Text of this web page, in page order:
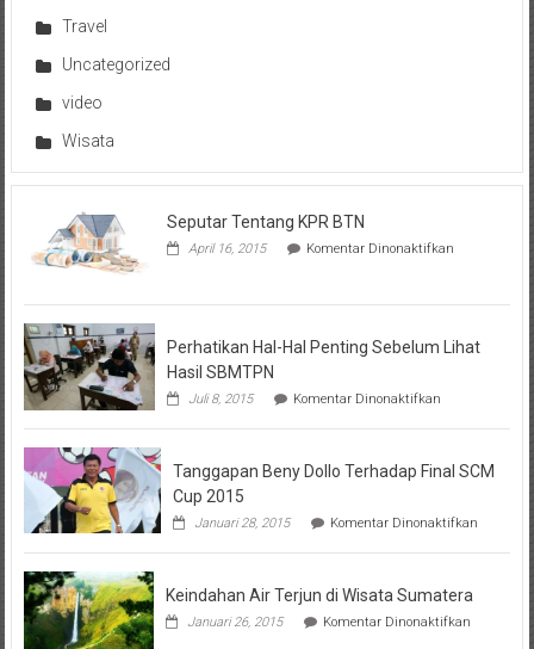
Travel
Uncategorized
video
Wisata
Seputar Tentang KPR BTN
April 16, 2015 Komentar Dinonaktifkanpada
Perhatikan Hal-Hal Penting Sebelum Lihat
Hasil SBMTPN
Juli 8, 2015 Komentar Dinonaktifkanpada
Hal-
Penting
Hasil
Tanggapan Beny Dollo Terhadap Final SCM
Cup 2015
Januari 28, 2015 Komentar Dinonaktifkanpada
Beny
Keindahan Air Terjun di Wisata Sumatera
Januari 26, 2015 Komentar Dinonaktifkanpada